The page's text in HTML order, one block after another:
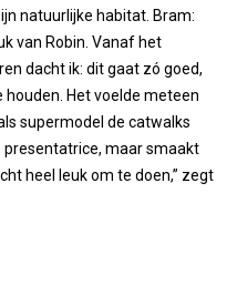
natuurlijke habitat. Bram:
van Robin. Vanaf het
dacht ik: dit gaat zó goed,
Het voelde meteen
supermodel de catwalks
presentatrice, maar smaakt
heel leuk om te doen,” zegt